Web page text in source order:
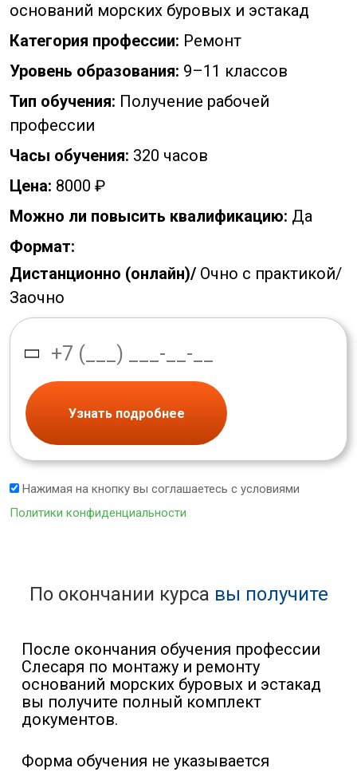
оснований морских буровых и эстакад
Категория профессии: Ремонт
Уровень образования: 9–11 классов
Тип обучения: Получение рабочей
профессии
Часы обучения: 320 часов
Цена: 8000 ₽
Можно ли повысить квалификацию: Да
Формат:
Дистанционно (онлайн)/ Очно с практикой/
Заочно
Узнать подробнее
Нажимая на кнопку вы соглашаетесь с условиями
Политики конфиденциальности
По окончании курса вы получите
После окончания обучения профессии
Слесаря по монтажу и ремонту
оснований морских буровых и эстакад
вы получите полный комплект
документов.
Форма обучения не указывается